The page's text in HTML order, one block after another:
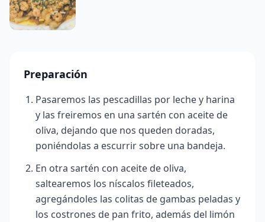
Preparación
Pasaremos las pescadillas por leche y harina
y las freiremos en una sartén con aceite de
oliva, dejando que nos queden doradas,
poniéndolas a escurrir sobre una bandeja.
En otra sartén con aceite de oliva,
saltearemos los níscalos fileteados,
agregándoles las colitas de gambas peladas y
los costrones de pan frito, además del limón